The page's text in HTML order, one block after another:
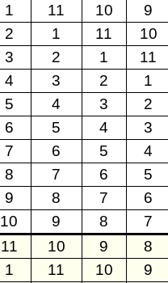
1 11 10
9
2 1 11
10
3 2 1
11
4 3 2
1
5 4 3
2
6 5 4
3
7 6 5
4
8 7 6
5
9 8 7
6
10 9 8 7
11 10 9
8
1 11 10
9